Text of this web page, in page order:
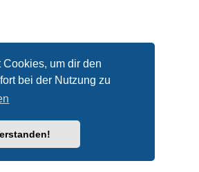
um dir den
bei der Nutzung zu